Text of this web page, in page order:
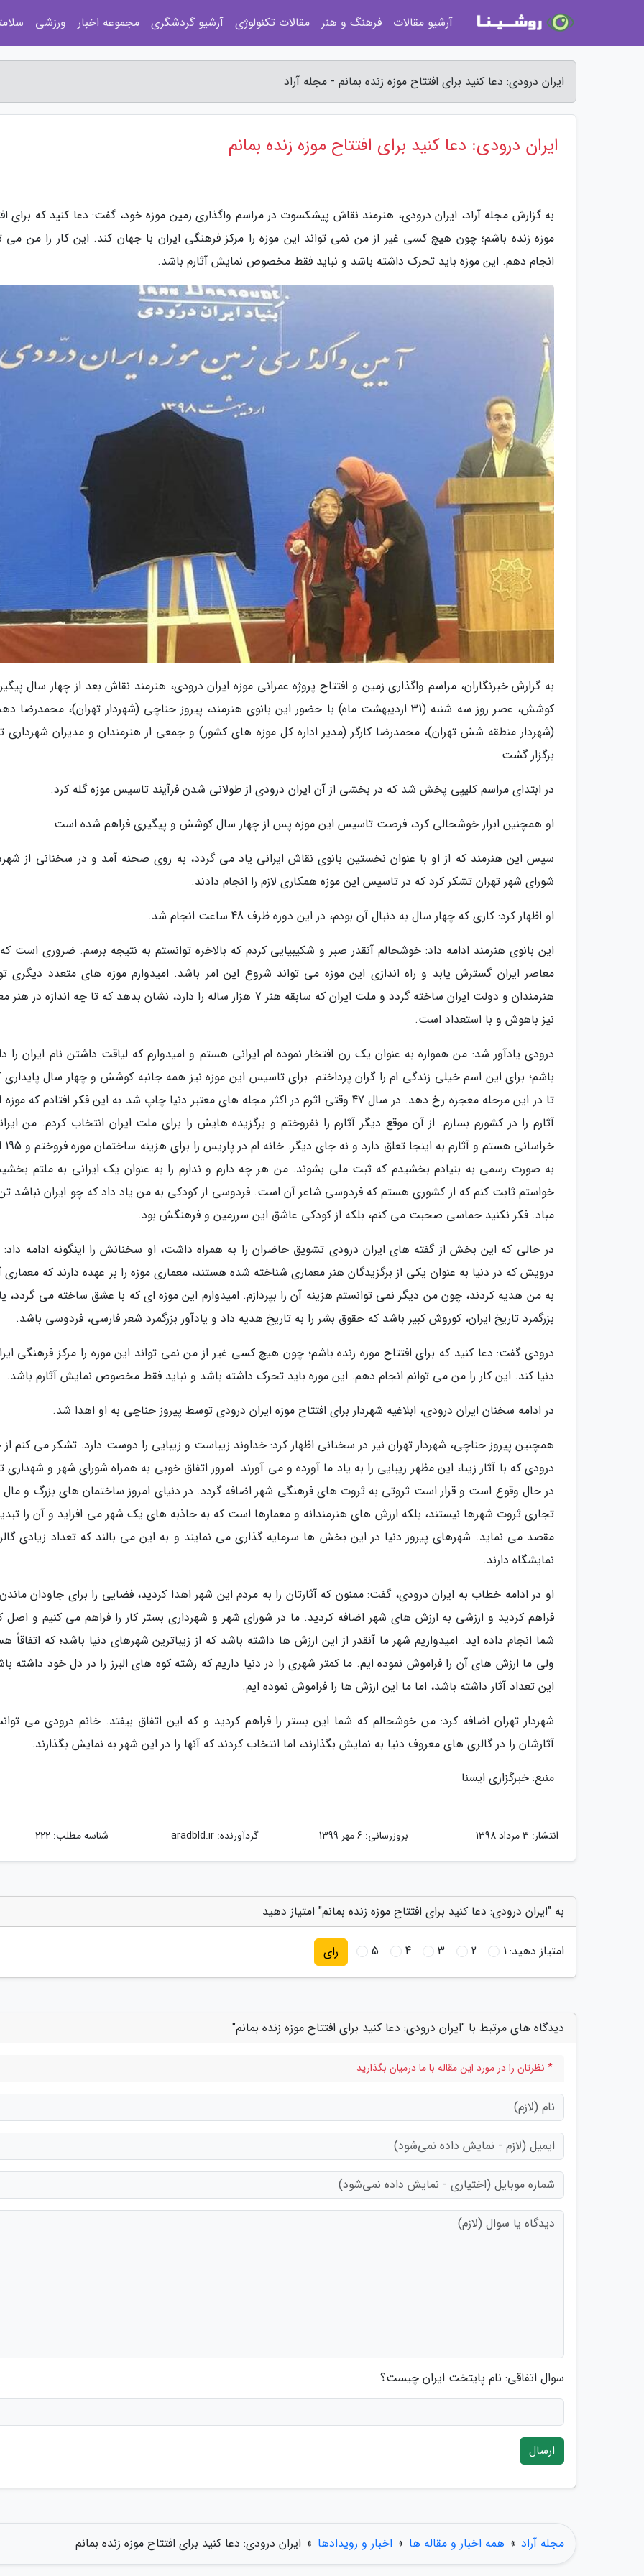
ایران درودی: دعا کنید برای افتتاح موزه زنده بمانم - مجله آراد
ایران درودی: دعا کنید برای افتتاح موزه زنده بمانم
به گزارش مجله آراد، ایران درودی، هنرمند نقاش پیشکسوت در مراسم واگذاری زمین موزه خود، گفت: دعا کنید که برای
موزه زنده باشم؛ چون هیچ کسی غیر از من نمی تواند این موزه را مرکز فرهنگی ایران با جهان کند. این کار را من می
انجام دهم. این موزه باید تحرک داشته باشد و نباید فقط مخصوص نمایش آثارم باشد.
به گزارش خبرنگاران، مراسم واگذاری زمین و افتتاح پروژه عمرانی موزه ایران درودی، هنرمند نقاش بعد از چهار سال
کوشش، عصر روز سه شنبه (31 اردیبهشت ماه) با حضور این بانوی هنرمند، پیروز حناچی (شهردار تهران)، محمدرضا
(شهردار منطقه شش تهران)، محمدرضا کارگر (مدیر اداره کل موزه های کشور) و جمعی از هنرمندان و مدیران شهرداری
برگزار گشت.
در ابتدای مراسم کلیپی پخش شد که در بخشی از آن ایران درودی از طولانی شدن فرآیند تاسیس موزه گله کرد.
او همچنین ابراز خوشحالی کرد، فرصت تاسیس این موزه پس از چهار سال کوشش و پیگیری فراهم شده است.
سپس این هنرمند که از او با عنوان نخستین بانوی نقاش ایرانی یاد می گردد، به روی صحنه آمد و در سخنانی از
شورای شهر تهران تشکر کرد که در تاسیس این موزه همکاری لازم را انجام دادند.
او اظهار کرد: کاری که چهار سال به دنبال آن بودم، در این دوره ظرف 48 ساعت انجام شد.
این بانوی هنرمند ادامه داد: خوشحالم آنقدر صبر و شکیبیایی کردم که بالاخره توانستم به نتیجه برسم. ضروری است
معاصر ایران گسترش یابد و راه اندازی این موزه می تواند شروع این امر باشد. امیدوارم موزه های متعدد دیگری
هنرمندان و دولت ایران ساخته گردد و ملت ایران که سابقه هنر 7 هزار ساله را دارد، نشان بدهد که تا چه اندازه در
نیز باهوش و با استعداد است.
درودی یادآور شد: من همواره به عنوان یک زن افتخار نموده ام ایرانی هستم و امیدوارم که لیاقت داشتن نام ایران را
باشم؛ برای این اسم خیلی زندگی ام را گران پرداختم. برای تاسیس این موزه نیز همه جانبه کوشش و چهار سال پایداری
تا در این مرحله معجزه رخ دهد. در سال 47 وقتی اثرم در اکثر مجله های معتبر دنیا چاپ شد به این فکر افتادم که
آثارم را در کشورم بسازم. از آن موقع دیگر آثارم را نفروختم و برگزیده هایش را برای ملت ایران انتخاب کردم. من
به صورت رسمی به بنیادم بخشیدم که ثبت ملی بشوند. من هر چه دارم و ندارم را به عنوان یک ایرانی به ملتم
خواستم ثابت کنم که از کشوری هستم که فردوسی شاعر آن است. فردوسی از کودکی به من یاد داد که چو ایران نباشد
مباد. فکر نکنید حماسی صحبت می کنم، بلکه از کودکی عاشق این سرزمین و فرهنگش بود.
در حالی که این بخش از گفته های ایران درودی تشویق حاضران را به همراه داشت، او سخنانش را اینگونه ادامه داد:
درویش که در دنیا به عنوان یکی از برگزیدگان هنر معماری شناخته شده هستند، معماری موزه را بر عهده دارند که معماری
به من هدیه کردند، چون من دیگر نمی توانستم هزینه آن را بپردازم. امیدوارم این موزه ای که با عشق ساخته می گردد،
بزرگمرد تاریخ ایران، کوروش کبیر باشد که حقوق بشر را به تاریخ هدیه داد و یادآور بزرگمرد شعر فارسی، فردوسی باشد.
درودی گفت: دعا کنید که برای افتتاح موزه زنده باشم؛ چون هیچ کسی غیر از من نمی تواند این موزه را مرکز فرهنگی
دنیا کند. این کار را من می توانم انجام دهم. این موزه باید تحرک داشته باشد و نباید فقط مخصوص نمایش آثارم باشد.
در ادامه سخنان ایران درودی، ابلاغیه شهردار برای افتتاح موزه ایران درودی توسط پیروز حناچی به او اهدا شد.
همچنین پیروز حناچی، شهردار تهران نیز در سخنانی اظهار کرد: خداوند زیباست و زیبایی را دوست دارد. تشکر می کنم از
درودی که با آثار زیبا، این مظهر زیبایی را به یاد ما آورده و می آورند. امروز اتفاق خوبی به همراه شورای شهر و شهداری
در حال وقوع است و قرار است ثروتی به ثروت های فرهنگی شهر اضافه گردد. در دنیای امروز ساختمان های بزرگ و
تجاری ثروت شهرها نیستند، بلکه ارزش های هنرمندانه و معمارها است که به جاذبه های یک شهر می افزاید و آن را
مقصد می نماید. شهرهای پیروز دنیا در این بخش ها سرمایه گذاری می نمایند و به این می بالند که تعداد زیادی
نمایشگاه دارند.
او در ادامه خطاب به ایران درودی، گفت: ممنون که آثارتان را به مردم این شهر اهدا کردید، فضایی را برای جاودان ماندن
فراهم کردید و ارزشی به ارزش های شهر اضافه کردید. ما در شورای شهر و شهرداری بستر کار را فراهم می کنیم و اصل
شما انجام داده اید. امیدواریم شهر ما آنقدر از این ارزش ها داشته باشد که از زیباترین شهرهای دنیا باشد؛ که اتفاقاً
ولی ما ارزش های آن را فراموش نموده ایم. ما کمتر شهری را در دنیا داریم که رشته کوه های البرز را در دل خود داشته
این تعداد آثار داشته باشد، اما ما این ارزش ها را فراموش نموده ایم.
شهردار تهران اضافه کرد: من خوشحالم که شما این بستر را فراهم کردید و که این اتفاق بیفتد. خانم درودی می
آثارشان را در گالری های معروف دنیا به نمایش بگذارند، اما انتخاب کردند که آنها را در این شهر به نمایش بگذارند.
منبع: خبرگزاری ایسنا
انتشار: 3 مرداد 1398 بروزرسانی: 6 مهر 1399 گردآورنده:aradbld.ir شناسه مطلب: 222
به "ایران درودی: دعا کنید برای افتتاح موزه زنده بمانم" امتیاز دهید
امتیاز دهید:1
2
3
4
5 رای
دیدگاه های مرتبط با "ایران درودی: دعا کنید برای افتتاح موزه زنده بمانم"
* نظرتان را در مورد این مقاله با ما درمیان بگذارید
سوال اتفاقی: نام پایتخت ایران چیست؟
ارسال
مجله آراد » همه اخبار و مقاله ها » اخبار و رویدادها » ایران درودی: دعا کنید برای افتتاح موزه زنده بمانم
آرشیو مقالات فرهنگ و هنر مقالات تکنولوژی آرشیو گردشگری مجموعه اخبار ورزشی